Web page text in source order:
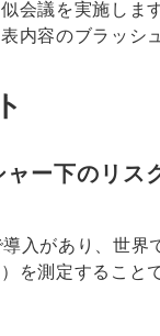
会議を実施しま
内容のブラッシ
ー下のリス
入があり、世
を測定すること